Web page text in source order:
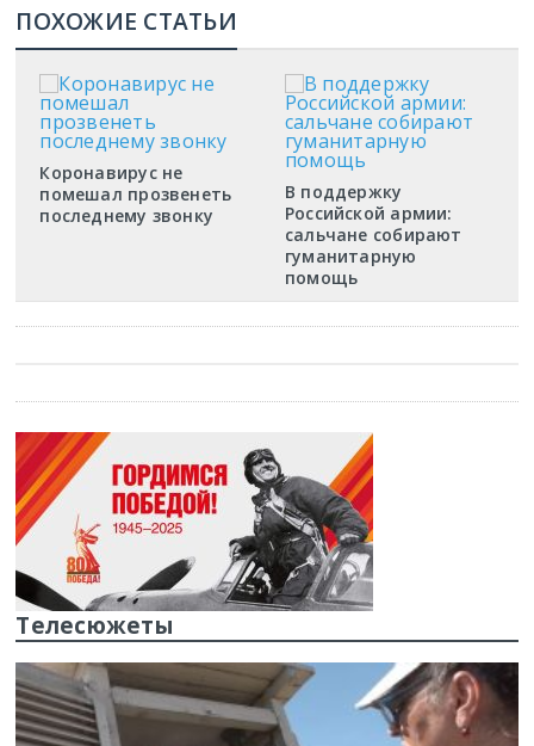
ПОХОЖИЕ СТАТЬИ
Коронавирус не
помешал прозвенеть
последнему звонку
В поддержку
Российской армии:
сальчане собирают
гуманитарную
помощь
Телесюжеты